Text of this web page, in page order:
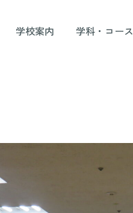
学校案内 学科・コース